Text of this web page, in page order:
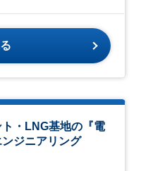
・LNG基地の『電
ジニアリング